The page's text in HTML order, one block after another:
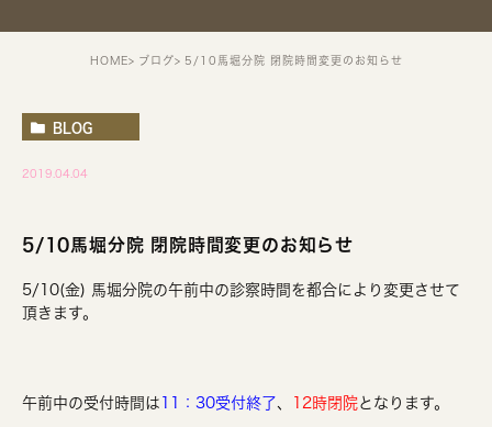
HOME ブログ 5/10馬堀分院 閉院時間変更のお知らせ
BLOG
2019.04.04
5/10馬堀分院 閉院時間変更のお知らせ
5/10(金) 馬堀分院の午前中の診察時間を都合により変更させて
頂きます。
午前中の受付時間は 11：30受付終了、 12時閉院となります。